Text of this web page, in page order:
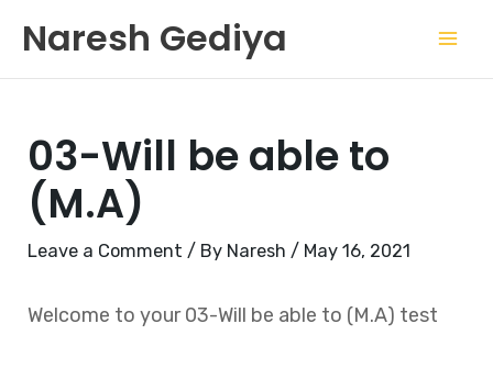
content
Naresh Gediya
03-Will be able to
(M.A)
Leave a Comment / By Naresh/ May 16, 2021
Welcome to your 03-Will be able to (M.A) test